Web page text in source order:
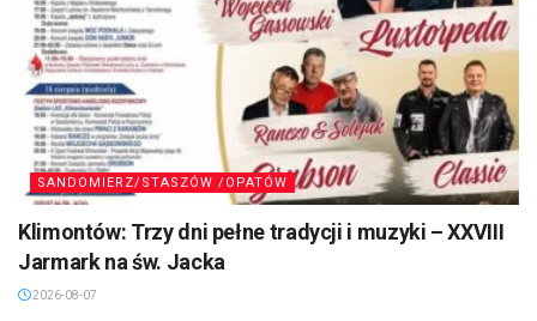
SANDOMIERZ/STASZÓW /OPATÓW
Klimontów: Trzy dni pełne tradycji i muzyki – XXVIII
Jarmark na św. Jacka
2026-08-07